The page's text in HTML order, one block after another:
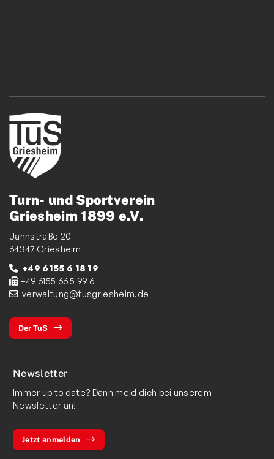
Turn- und Sportverein
Griesheim 1899 e.V.
Jahnstraße 20
64347 Griesheim
+49 6155 6 18 19
+49 6155 66 5 99 6
verwaltung@tusgriesheim.de
Der TuS
Newsletter
Immer up to date? Dann meld dich bei unserem
Newsletter an!
Jetzt anmelden